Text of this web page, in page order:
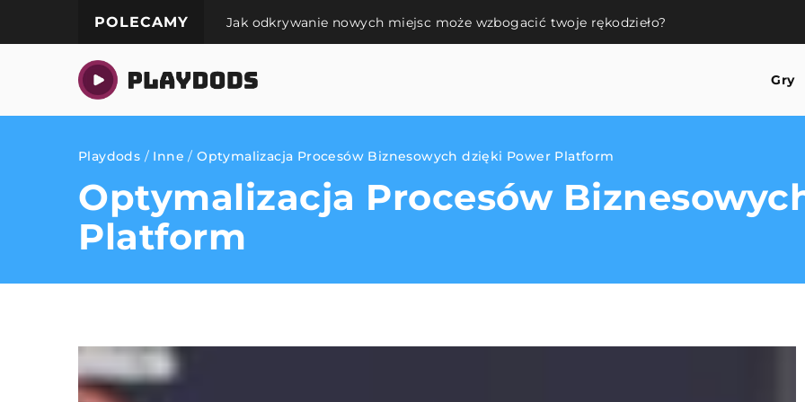
POLECAMY Jak odkrywanie nowych miejsc może wzbogacić twoje rękodzieło?
Gry
Playdods / Inne /Optymalizacja Procesów Biznesowych dzięki Power Platform
Optymalizacja Procesów
Platform